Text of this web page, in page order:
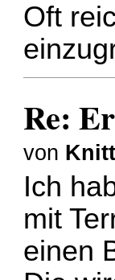
Oft
Re:
von
Ich
mit
einen